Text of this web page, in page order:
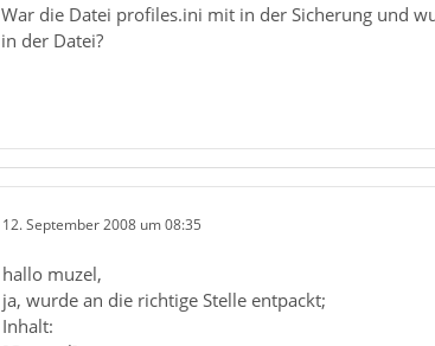
War die Datei profiles.ini mit in der Sicherung und
in der Datei?
12. September 2008 um 08:35
hallo muzel,
ja, wurde an die richtige Stelle entpackt;
Inhalt: